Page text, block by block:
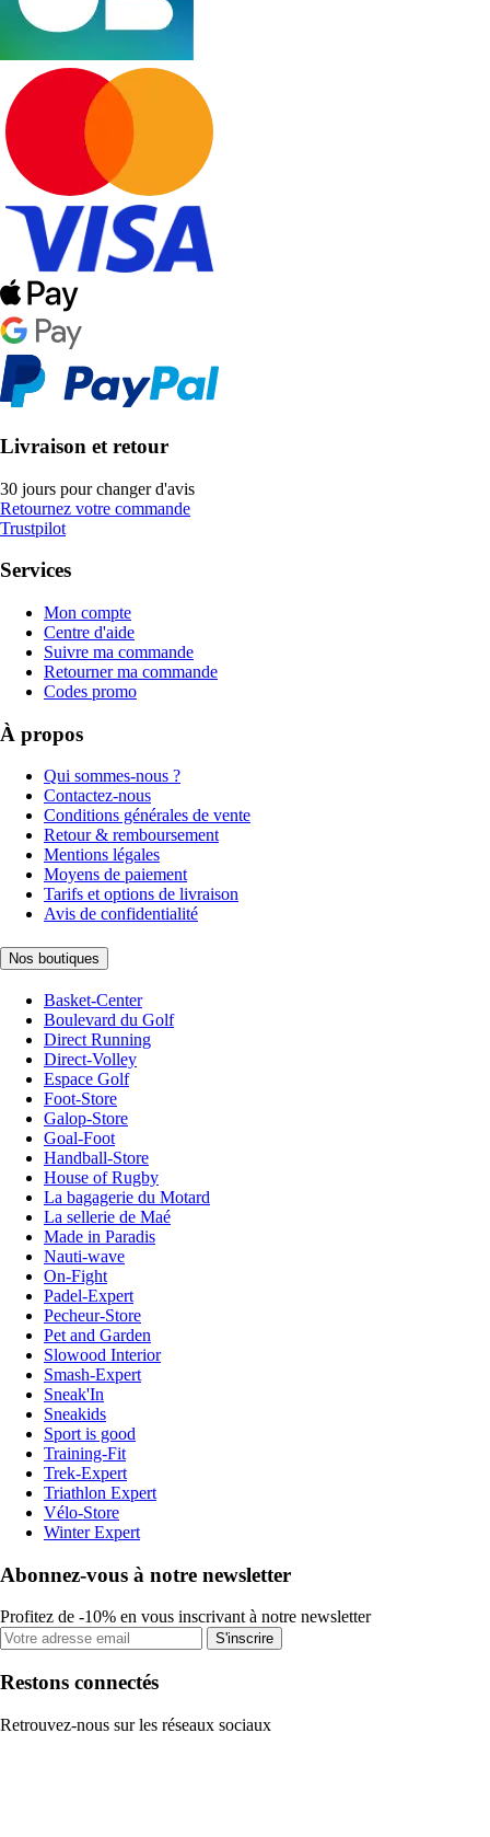
Livraison et retour
30 jours pour changer d'avis
Retournez votre commande
Trustpilot
Services
Mon compte
Centre d'aide
Suivre ma commande
Retourner ma commande
Codes promo
À propos
Qui sommes-nous ?
Contactez-nous
Conditions générales de vente
Retour & remboursement
Mentions légales
Moyens de paiement
Tarifs et options de livraison
Avis de confidentialité
Nos boutiques
Basket-Center
Boulevard du Golf
Direct Running
Direct-Volley
Espace Golf
Foot-Store
Galop-Store
Goal-Foot
Handball-Store
House of Rugby
La bagagerie du Motard
La sellerie de Maé
Made in Paradis
Nauti-wave
On-Fight
Padel-Expert
Pecheur-Store
Pet and Garden
Slowood Interior
Smash-Expert
Sneak'In
Sneakids
Sport is good
Training-Fit
Trek-Expert
Triathlon Expert
Vélo-Store
Winter Expert
Abonnez-vous à notre newsletter
Profitez de -10% en vous inscrivant à notre newsletter
S'inscrire
Restons connectés
Retrouvez-nous sur les réseaux sociaux